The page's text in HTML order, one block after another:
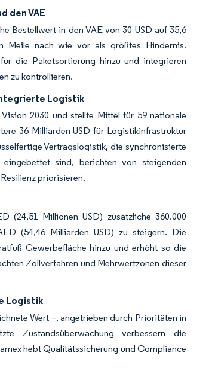
den VAE
Bestellwert in den VAE von 30 USD auf 35,6
Meile nach wie vor als größtes Hindernis.
die Paketsortierung hinzu und integrieren
zu kontrollieren.
Logistik
2030 und stellte Mittel für 59 nationale
36 Milliarden USD für Logistikinfrastruktur
Vertragslogistik, die synchronisierte
sind, berichten von steigenden
priorisieren.
Millionen USD) zusätzliche 360.000
(54,46 Milliarden USD) zu steigern. Die
Gewerbefläche hinzu und erhöht so die
Zollverfahren und Mehrwertzonen dieser
Logistik
Wert –, angetrieben durch Prioritäten in
Zustandsüberwachung verbessern die
hebt Qualitätssicherung und Compliance